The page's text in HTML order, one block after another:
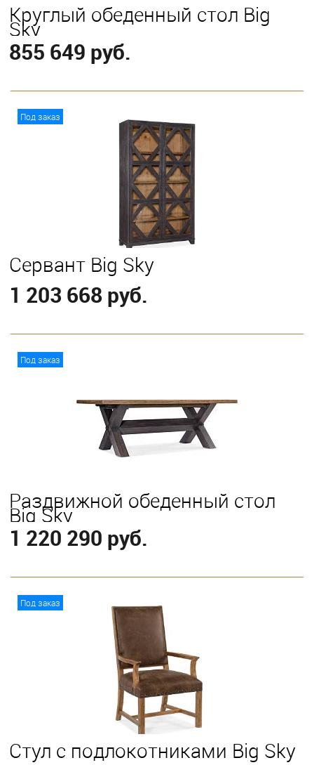
Круглый обеденный стол Big
Sky
855 649 руб.
В корзину
Под заказ
Сервант Big Sky
1 203 668 руб.
Под заказ
Раздвижной обеденный стол
Big Sky
1 220 290 руб.
В корзину
Под заказ
Стул с подлокотниками Big Sky